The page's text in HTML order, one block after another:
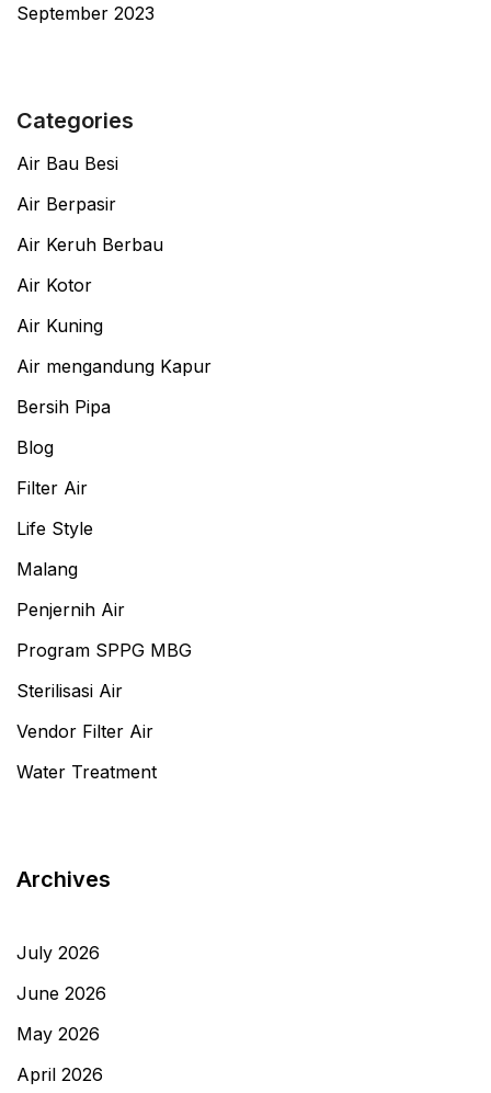
September 2023
Categories
Air Bau Besi
Air Berpasir
Air Keruh Berbau
Air Kotor
Air Kuning
Air mengandung Kapur
Bersih Pipa
Blog
Filter Air
Life Style
Malang
Penjernih Air
Program SPPG MBG
Sterilisasi Air
Vendor Filter Air
Water Treatment
Archives
July 2026
June 2026
May 2026
April 2026